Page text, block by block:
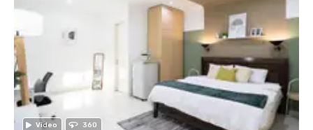
Video 360